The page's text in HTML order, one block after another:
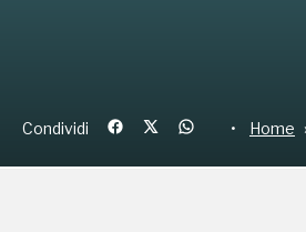
Condividi Home